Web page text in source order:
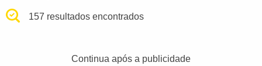
157 resultados encontrados
Continua após a publicidade